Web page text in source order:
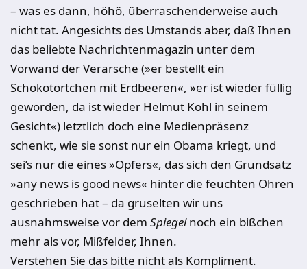
– was es dann, höhö, überraschenderweise auch
nicht tat. Angesichts des Umstands aber, daß Ihnen
das beliebte Nachrichtenmagazin unter dem
Vorwand der Verarsche (»er bestellt ein
Schokotörtchen mit Erdbeeren«, »er ist wieder füllig
geworden, da ist wieder Helmut Kohl in seinem
Gesicht«) letztlich doch eine Medienpräsenz
schenkt, wie sie sonst nur ein Obama kriegt, und
sei’s nur die eines »Opfers«, das sich den Grundsatz
»any news is good news« hinter die feuchten Ohren
geschrieben hat – da gruselten wir uns
ausnahmsweise vor dem Spiegelnoch ein bißchen
mehr als vor, Mißfelder, Ihnen.
Verstehen Sie das bitte nicht als Kompliment.